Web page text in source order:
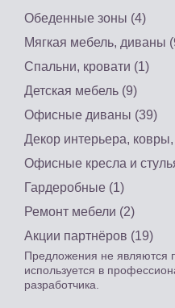
Обеденные зоны (4)
Мягкая мебель, диваны
Спальни, кровати (1)
Детская мебель (9)
Офисные диваны (39)
Декор интерьера,
Офисные кресла и
Гардеробные (1)
Ремонт мебели (2)
Акции партнёров (19)
Предложения не являются
используется в
разработчика.